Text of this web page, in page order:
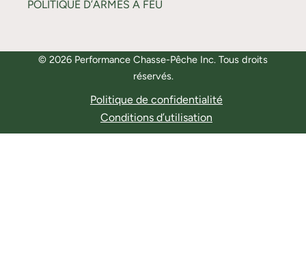
POLITIQUE D’ARMES À FEU
© 2026 Performance Chasse-Pêche Inc. Tous droits
réservés.
Politique de confidentialité
Conditions d’utilisation